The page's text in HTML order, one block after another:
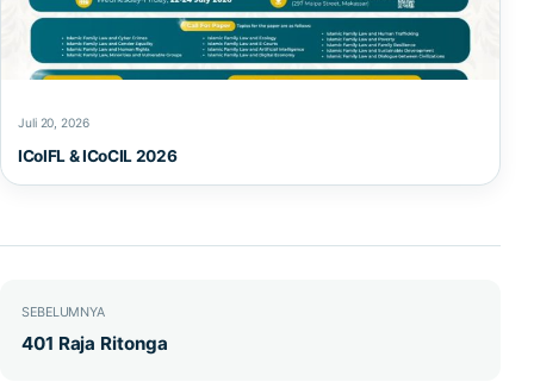
Juli 20, 2026
ICoIFL & ICoCIL 2026
Navigasi pos
SEBELUMNYA
401 Raja Ritonga